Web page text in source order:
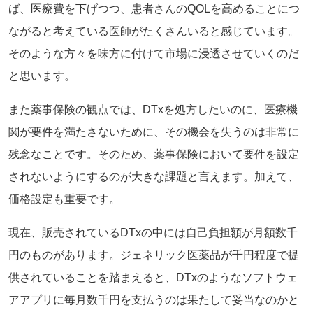
ば、医療費を下げつつ、患者さんのQOLを高めることにつ
ながると考えている医師がたくさんいると感じています。
そのような方々を味方に付けて市場に浸透させていくのだ
と思います。
また薬事保険の観点では、DTxを処方したいのに、医療機
関が要件を満たさないために、その機会を失うのは非常に
残念なことです。そのため、薬事保険において要件を設定
されないようにするのが大きな課題と言えます。加えて、
価格設定も重要です。
現在、販売されているDTxの中には自己負担額が月額数千
円のものがあります。ジェネリック医薬品が千円程度で提
供されていることを踏まえると、DTxのようなソフトウェ
アアプリに毎月数千円を支払うのは果たして妥当なのかと